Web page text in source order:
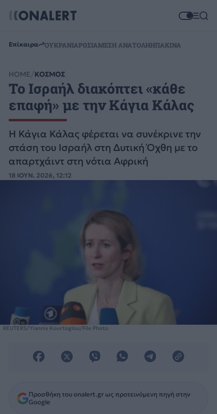
Επίκαιρα ΟΥΚΡΑΝΙΑΡΩΣΙΑΜΕΣΗ ΑΝΑΤΟΛΗΗΠΑΚΙΝΑ
HOME ΚΟΣΜΟΣ
Το Ισραήλ διακόπτει «κάθε
επαφή» με την Κάγια Κάλας
Η Κάγια Κάλας φέρεται να συνέκρινε την
στάση του Ισραήλ στη Δυτική Όχθη με το
απαρτχάιντ στη νότια Αφρική
18 ΙΟΥΝ. 2026, 12:12
REUTERS/Yiannis Kourtoglou/File Photo
Προσθήκη του onalert.gr ως προτεινόμενη πηγή στην
Google